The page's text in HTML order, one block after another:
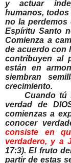
y actuar
humanos,
no la perdemos
Espíritu Santo
Comienza a
de acuerdo con
contribuyen al
están en
siembran
crecimiento.
Cuando tú
verdad de
comienzas a
conocer
consiste en
verdadero, y a
17:3). El fruto
partir de estas